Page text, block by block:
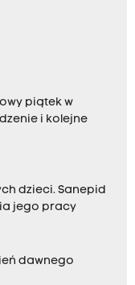
piątek w
i kolejne
dzieci. Sanepid
jego pracy
dawnego